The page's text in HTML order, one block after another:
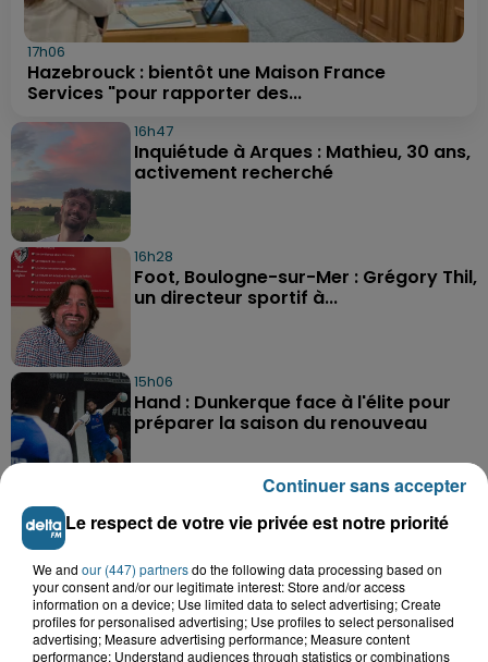
17h06
Hazebrouck : bientôt une Maison France
Services "pour rapporter des...
16h47
Inquiétude à Arques : Mathieu, 30 ans,
activement recherché
16h28
Foot, Boulogne-sur-Mer : Grégory Thil,
un directeur sportif à...
15h06
Hand : Dunkerque face à l'élite pour
préparer la saison du renouveau
A GAGNER
Le respect de votre vie privée est notre priorité
We and our (447) partnersdo the following data processing based on
your consent and/or our legitimate interest: Store and/or access
information on a device; Use limited data to select advertising; Create
profiles for personalised advertising; Use profiles to select personalised
advertising; Measure advertising performance; Measure content
performance; Understand audiences through statistics or combinations
Continuer sans accepter